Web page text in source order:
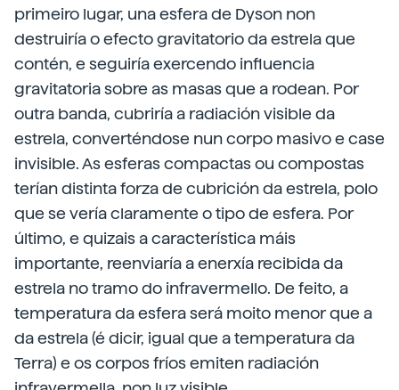
primeiro lugar, una esfera de Dyson non
destruiría o efecto gravitatorio da estrela que
contén, e seguiría exercendo influencia
gravitatoria sobre as masas que a rodean. Por
outra banda, cubriría a radiación visible da
estrela, converténdose nun corpo masivo e case
invisible. As esferas compactas ou compostas
terían distinta forza de cubrición da estrela, polo
que se vería claramente o tipo de esfera. Por
último, e quizais a característica máis
importante, reenviaría a enerxía recibida da
estrela no tramo do infravermello. De feito, a
temperatura da esfera será moito menor que a
da estrela (é dicir, igual que a temperatura da
Terra) e os corpos fríos emiten radiación